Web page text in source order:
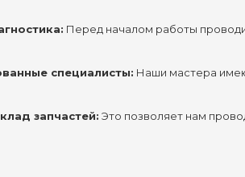
Перед началом работы
специалисты: Наши мастера
запчастей: Это позволяет нам